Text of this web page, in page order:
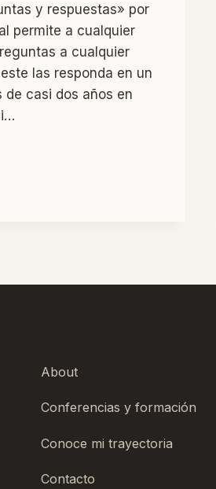
y respuestas» por
permite a cualquier
a cualquier
las responda en un
de casi dos años en
About
Conferencias y formación
Conoce mi trayectoria
Contacto